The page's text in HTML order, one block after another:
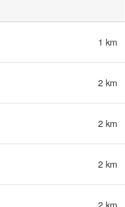
1 km
2 km
2 km
2 km
2 km